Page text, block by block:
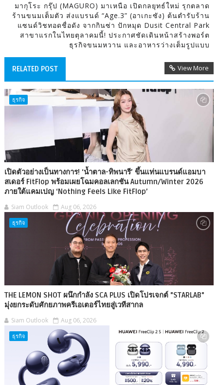
มากุโระ กรุ๊ป (MAGURO) มาเหนือ เปิดกลยุทธ์ใหม่ รุกตลาด
ร้านขนมเต็มตัว ส่งแบรนด์ “Age.3” (อาเกะซัง) ต้นตำรับร้าน
แซนด์วิชทอดชื่อดัง จากกินซ่า ปักหมุด Dusit Central Park
สาขาแรกในไทยตุลาคมนี้! ประกาศชัดเดินหน้าสร้างพอร์ต
ธุรกิจขนมหวาน และอาหารว่างเต็มรูปแบบ
RELATED POST View More
ธุรกิจ
เปิดตัวอย่างเป็นทางการ! ‘น้ำตาล-ทิพนารี’ ขึ้นแท่นแบรนด์แอมบา
สเดอร์ FitFlop พร้อมเผยโฉมคอลเลกชัน Autumn/Winter 2026
ภายใต้แคมเปญ ‘Nothing Feels Like FitFlop’
Siam Outlook Aug 06, 2026
ธุรกิจ
THE LEMON SHOT ผนึกกำลัง SCA PLUS เปิดโปรเจกต์ "STARLAB"
มุ่งยกระดับศักยภาพครีเอเตอร์ไทยสู่เวทีสากล
Siam Outlook Aug 06, 2026
ธุรกิจ